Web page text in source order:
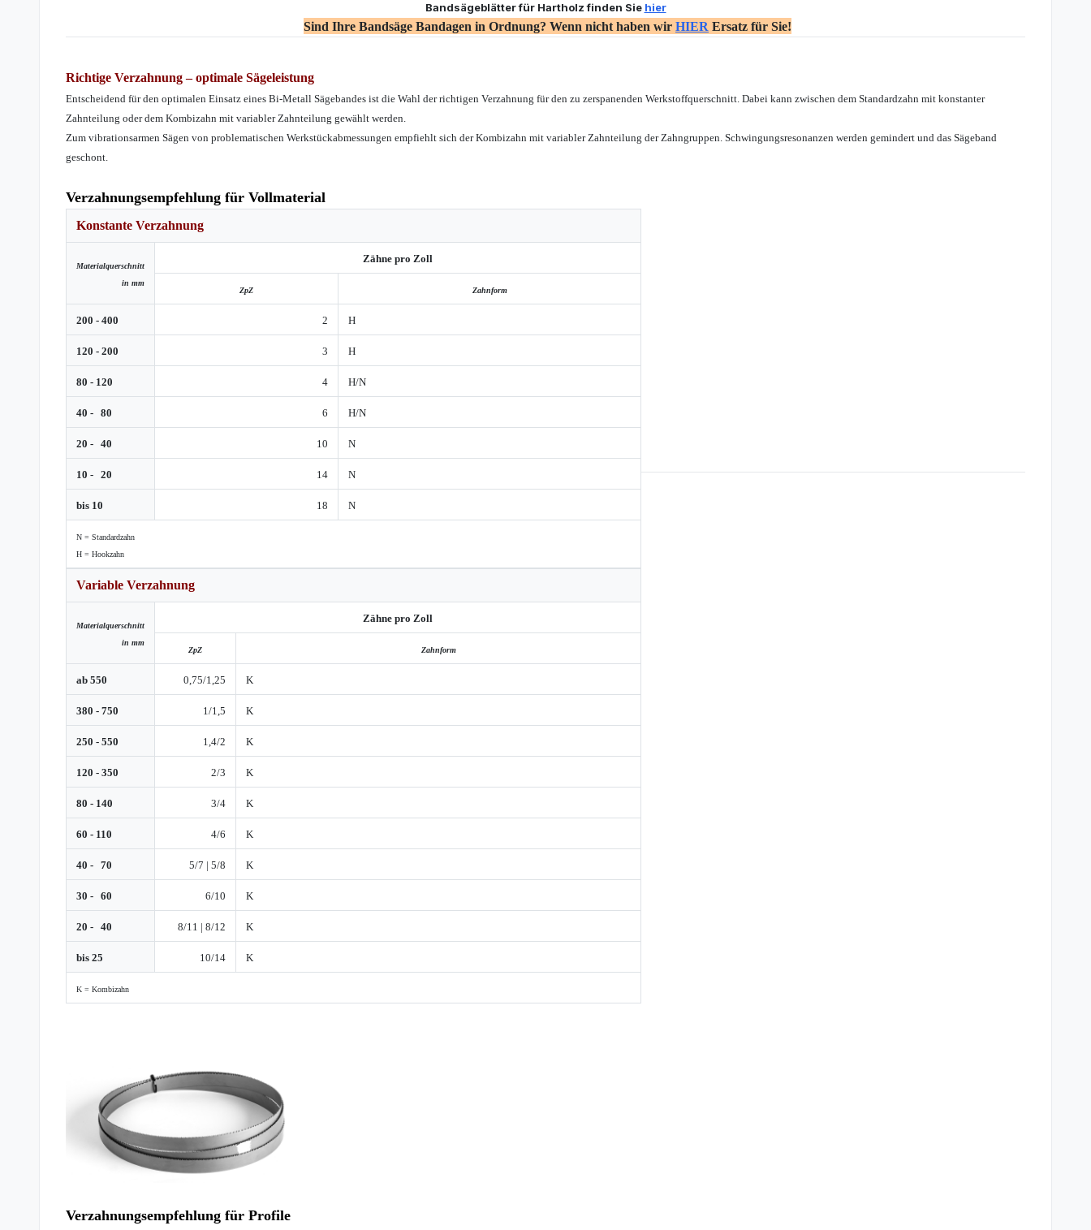
Bandsägeblätter für Hartholz finden Sie hier
Sind Ihre Bandsäge Bandagen in Ordnung? Wenn nicht haben wir HIER Ersatz für Sie!
Richtige Verzahnung – optimale Sägeleistung
Entscheidend für den optimalen Einsatz eines Bi-Metall Sägebandes ist die Wahl der richtigen Verzahnung für den zu zerspanenden Werkstoffquerschnitt. Dabei kann zwischen dem Standardzahn mit konstanter
Zahnteilung oder dem Kombizahn mit variabler Zahnteilung gewählt werden.
Zum vibrationsarmen Sägen von problematischen Werkstückabmessungen empfiehlt sich der Kombizahn mit variabler Zahnteilung der Zahngruppen. Schwingungsresonanzen werden gemindert und das Sägeband
geschont.
Verzahnungsempfehlung für Vollmaterial
Konstante Verzahnung
Materialquerschnitt
in mm
Zähne pro Zoll
ZpZ Zahnform
200 - 400 2 H
120 - 200 3 H
80 - 120 4 H/N
40 - 80 6 H/N
20 - 40 10 N
10 - 20 14 N
bis 10 18 N
N = Standardzahn
H = Hookzahn
Variable Verzahnung
Materialquerschnitt
in mm
Zähne pro Zoll
ZpZ Zahnform
ab 550 0,75/1,25 K
380 - 750 1/1,5 K
250 - 550 1,4/2 K
120 - 350 2/3 K
80 - 140 3/4 K
60 - 110 4/6 K
40 - 70 5/7 | 5/8 K
30 - 60 6/10 K
20 - 40 8/11 | 8/12 K
bis 25 10/14 K
K = Kombizahn
Verzahnungsempfehlung für Profile